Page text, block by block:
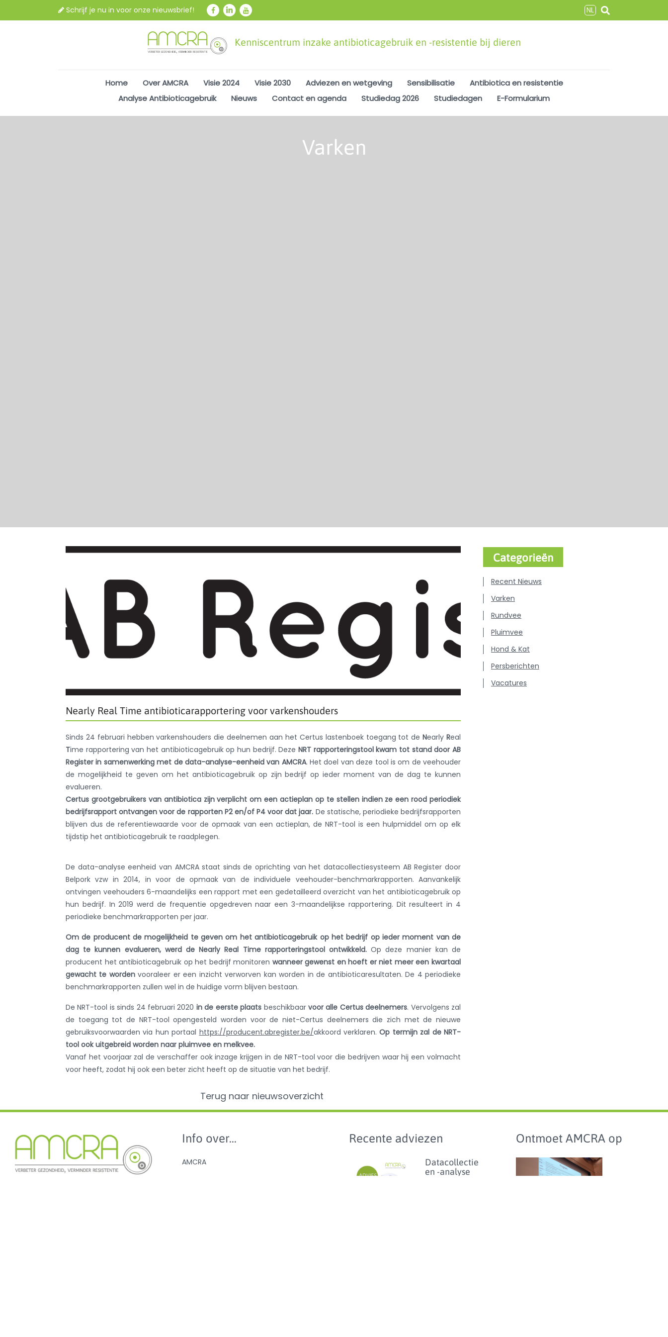
Schrijf je nu in voor onze nieuwsbrief! NL
Kenniscentrum inzake antibioticagebruik en -resistentie bij dieren
Home Over AMCRA Visie 2024 Visie 2030 Adviezen en wetgeving Sensibilisatie
Antibiotica en resistentie
Analyse Antibioticagebruik
Nieuws Contact en agenda Studiedag 2026 Studiedagen E-Formularium
Varken
Nearly Real Time antibioticarapportering voor varkenshouders
Sinds 24 februari hebben varkenshouders die deelnemen aan het Certus lastenboek toegang tot deNearlyReal
Time rapportering van het antibioticagebruik op hun bedrijf. Deze NRT rapporteringstool kwam tot stand door AB
Register in samenwerking met de data-analyse-eenheid van AMCRA. Het doel van deze tool is om de veehouder
de mogelijkheid te geven om het antibioticagebruik op zijn bedrijf op ieder moment van de dag te kunnen
evalueren.
Certus grootgebruikers van antibiotica zijn verplicht om een actieplan op te stellen indien ze een rood periodiek
bedrijfsrapport ontvangen voor de rapporten P2 en/of P4 voor dat jaar. De statische, periodieke bedrijfsrapporten
blijven dus de referentiewaarde voor de opmaak van een actieplan, de NRT-tool is een hulpmiddel om op elk
tijdstip het antibioticagebruik te raadplegen.
De data-analyse eenheid van AMCRA staat sinds de oprichting van het datacollectiesysteem AB Register door
Belpork vzw in 2014, in voor de opmaak van de individuele veehouder-benchmarkrapporten. Aanvankelijk
ontvingen veehouders 6-maandelijks een rapport met een gedetailleerd overzicht van het antibioticagebruik op
hun bedrijf. In 2019 werd de frequentie opgedreven naar een 3-maandelijkse rapportering. Dit resulteert in 4
periodieke benchmarkrapporten per jaar.
Om de producent de mogelijkheid te geven om het antibioticagebruik op het bedrijf op ieder moment van de
dag te kunnen evalueren, werd de Nearly Real Time rapporteringstool ontwikkeld. Op deze manier kan de
producent het antibioticagebruik op het bedrijf monitoren wanneer gewenst en hoeft er niet meer een kwartaal
gewacht te wordenvooraleer er een inzicht verworven kan worden in de antibioticaresultaten. De 4 periodieke
benchmarkrapporten zullen wel in de huidige vorm blijven bestaan.
De NRT-tool is sinds 24 februari 2020 in de eerste plaats beschikbaar voor alle Certus deelnemers. Vervolgens zal
de toegang tot de NRT-tool opengesteld worden voor de niet-Certus deelnemers die zich met de nieuwe
gebruiksvoorwaarden via hun portaal https://producent.abregister.be/akkoord verklaren.Op termijn zal de NRT-
tool ook uitgebreid worden naar pluimvee en melkvee.
Vanaf het voorjaar zal de verschaffer ook inzage krijgen in de NRT-tool voor die bedrijven waar hij een volmacht
voor heeft, zodat hij ook een beter zicht heeft op de situatie van het bedrijf.
Terug naar nieuwsoverzicht
Categorieën
Recent Nieuws
Varken
Rundvee
Pluimvee
Hond & Kat
Persberichten
Vacatures
Info over...
AMCRA
Recente adviezen
Datacollectie
en -analyse
Ontmoet AMCRA op